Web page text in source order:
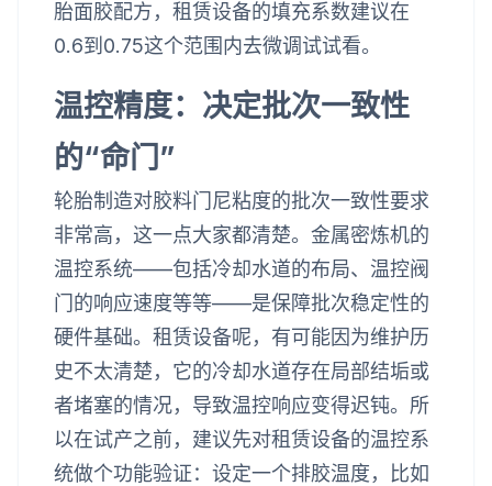
胎面胶配方，租赁设备的填充系数建议在
0.6到0.75这个范围内去微调试试看。
温控精度：决定批次一致性
的“命门”
轮胎制造对胶料门尼粘度的批次一致性要求
非常高，这一点大家都清楚。金属密炼机的
温控系统——包括冷却水道的布局、温控阀
门的响应速度等等——是保障批次稳定性的
硬件基础。租赁设备呢，有可能因为维护历
史不太清楚，它的冷却水道存在局部结垢或
者堵塞的情况，导致温控响应变得迟钝。所
以在试产之前，建议先对租赁设备的温控系
统做个功能验证：设定一个排胶温度，比如